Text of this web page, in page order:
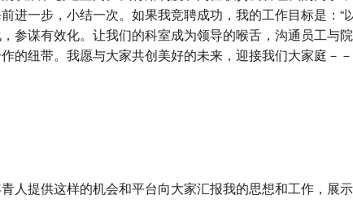
进一步，小结一次。如果我竞聘成功，我的工作目标是：
参谋有效化。让我们的科室成为领导的喉舌，沟通员工与
的纽带。我愿与大家共创美好的未来，迎接我们大家庭－－
人提供这样的机会和平台向大家汇报我的思想和工作，展示